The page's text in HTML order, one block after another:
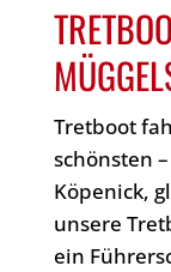
Tretboot
schönsten
Köpenick,
unsere
ein